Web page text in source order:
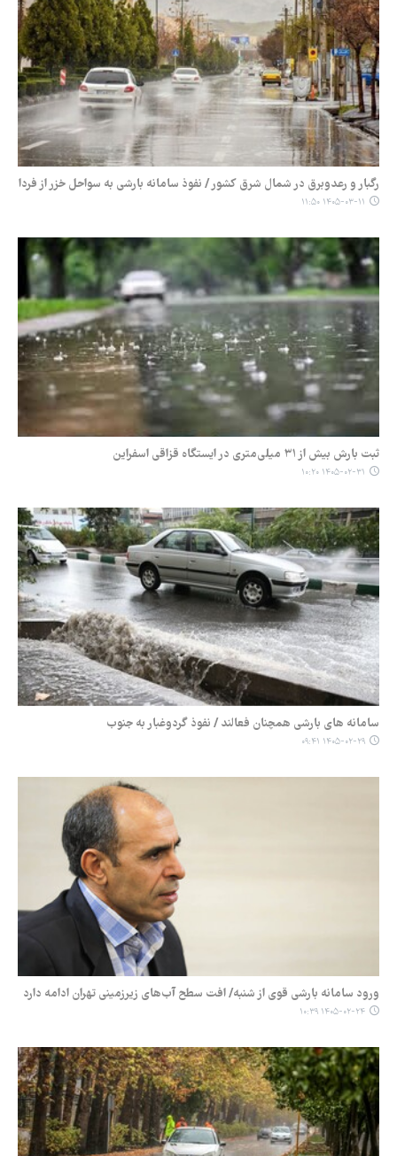
رگبار و رعدوبرق در شمال شرق کشور / نفوذ سامانه بارشی به سواحل خزر از فردا
۱۴۰۵-۰۳-۱۱ ۱۱:۵۰
ثبت بارش بیش از ۳۱ میلی‌متری در ایستگاه قزاقی اسفراین
۱۴۰۵-۰۲-۳۱ ۱۰:۲۰
سامانه های بارشی همچنان فعالند / نفوذ گردوغبار به جنوب
۱۴۰۵-۰۲-۲۹ ۰۹:۴۱
ورود سامانه بارشی قوی از شنبه/ افت سطح آب‌های زیرزمینی تهران ادامه دارد
۱۴۰۵-۰۲-۲۴ ۱۰:۳۹